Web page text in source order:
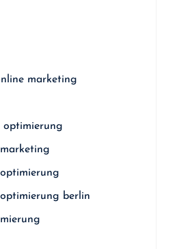
marketing
optimierung
berlin